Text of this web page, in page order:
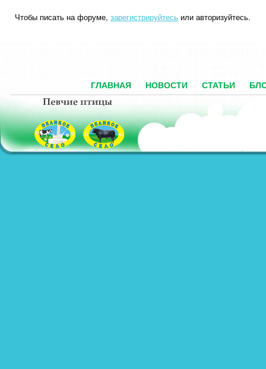
Чтобы писать на форуме, зарегистрируйтесь или авторизуйтесь.
ГЛАВНАЯ НОВОСТИ СТАТЬИ